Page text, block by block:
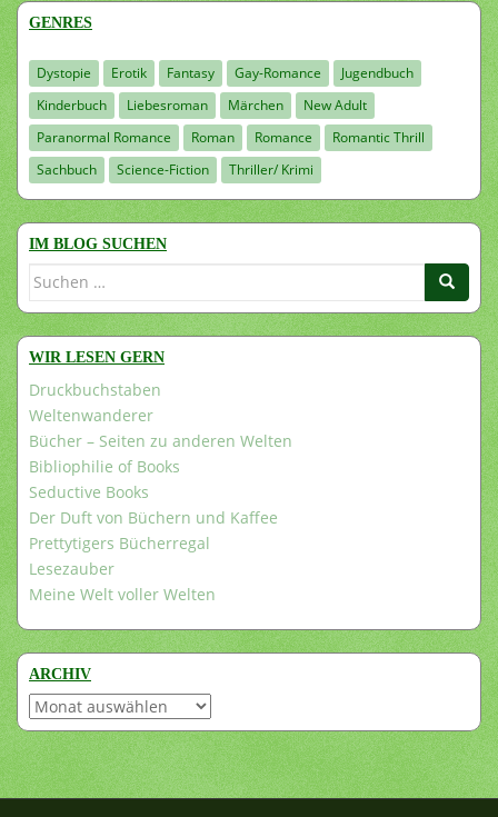
GENRES
Dystopie Erotik Fantasy Gay-Romance
Jugendbuch
Kinderbuch
Liebesroman Märchen
New Adult
Paranormal Romance
Roman Romance
Romantic Thrill
Sachbuch
Science-Fiction Thriller/ Krimi
IM BLOG SUCHEN
Suchen
WIR LESEN GERN
Druckbuchstaben
Weltenwanderer
Bücher – Seiten zu anderen Welten
Bibliophilie of Books
Seductive Books
Der Duft von Büchern und Kaffee
Prettytigers Bücherregal
Lesezauber
Meine Welt voller Welten
ARCHIV
Archiv